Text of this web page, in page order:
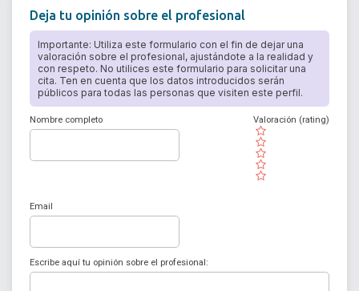
Deja tu opinión sobre el profesional
Importante: Utiliza este formulario con el fin de dejar una
valoración sobre el profesional, ajustándote a la realidad y
con respeto. No utilices este formulario para solicitar una
cita. Ten en cuenta que los datos introducidos serán
públicos para todas las personas que visiten este perfil.
Nombre completo
( )
( )
( )
( )
( )
Valoración (rating)
Email
Escribe aquí tu opinión sobre el profesional: